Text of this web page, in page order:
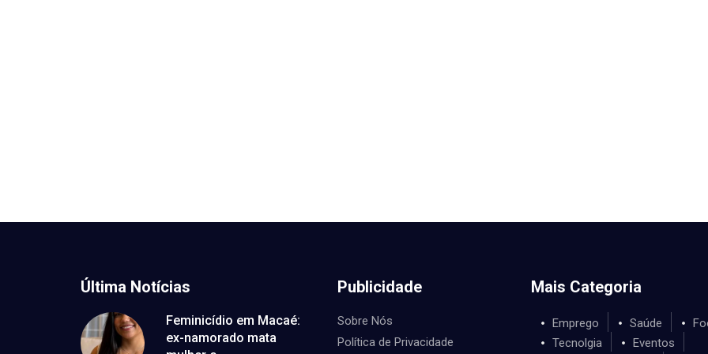
Última Notícias
Feminicídio em Macaé:
ex-namorado mata
Publicidade
Sobre Nós
Política de Privacidade
Mais Categoria
Emprego Saúde
Tecnolgia
Eventos